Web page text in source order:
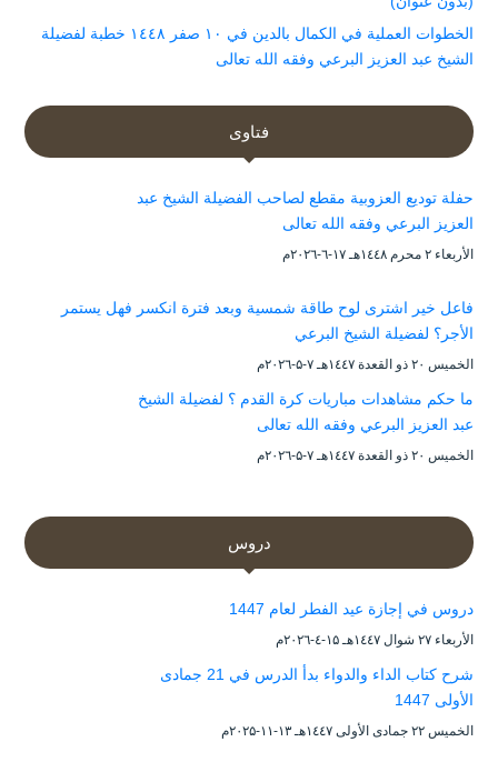
الخطوات العملية في الكمال بالدين في ١٠ صفر ١٤٤٨ خطبة لفضيلة
الشيخ عبد العزيز البرعي وفقه الله تعالى
فتاوى
حفلة توديع العزوبية مقطع لصاحب الفضيلة الشيخ عبد
العزيز البرعي وفقه الله تعالى
الأربعاء ۲ محرم ۱٤٤۸هـ ۱۷-٦-۲۰۲٦م
فاعل خير اشترى لوح طاقة شمسية وبعد فترة انكسر فهل يستمر
الأجر؟ لفضيلة الشيخ البرعي
الخميس ۲۰ ذو القعدة ۱٤٤۷هـ ۷-۵-۲۰۲٦م
ما حكم مشاهدات مباريات كرة القدم ؟ لفضيلة الشيخ
عبد العزيز البرعي وفقه الله تعالى
الخميس ۲۰ ذو القعدة ۱٤٤۷هـ ۷-۵-۲۰۲٦م
دروس
دروس في إجازة عيد الفطر لعام 1447
الأربعاء ۲۷ شوال ۱٤٤۷هـ ۱۵-٤-۲۰۲٦م
شرح كتاب الداء والدواء بدأ الدرس في 21 جمادى
الأولى 1447
الخميس ۲۲ جمادى الأولى ۱٤٤۷هـ ۱۳-۱۱-۲۰۲۵م